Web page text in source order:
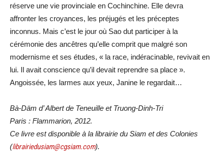
réserve une vie provinciale en Cochinchine. Elle devra
affronter les croyances, les préjugés et les préceptes
inconnus. Mais c’est le jour où Sao dut participer à la
cérémonie des ancêtres qu’elle comprit que malgré son
modernisme et ses études, « la race, indéracinable, revivait en
lui. Il avait conscience qu’il devait reprendre sa place ».
Angoissée, les larmes aux yeux, Janine le regardait…
Bà-Däm d’ Albert de Teneuille et Truong-Dinh-Tri
Paris : Flammarion, 2012.
Ce livre est disponible à la librairie du Siam et des Colonies
(librairiedusiam@cgsiam.com).